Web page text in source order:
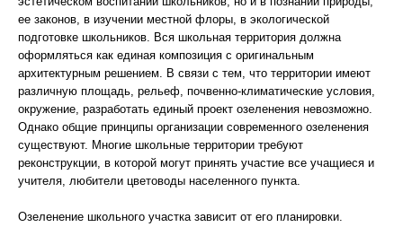
ее законов, в изучении местной флоры, в экологической
подготовке школьников. Вся школьная территория должна
оформляться как единая композиция с оригинальным
архитектурным решением. В связи с тем, что территории имеют
различную площадь, рельеф, почвенно-климатические условия,
окружение, разработать единый проект озеленения невозможно.
Однако общие принципы организации современного озеленения
существуют. Многие школьные территории требуют
реконструкции, в которой могут принять участие все учащиеся и
учителя, любители цветоводы населенного пункта.
Озеленение школьного участка зависит от его планировки.